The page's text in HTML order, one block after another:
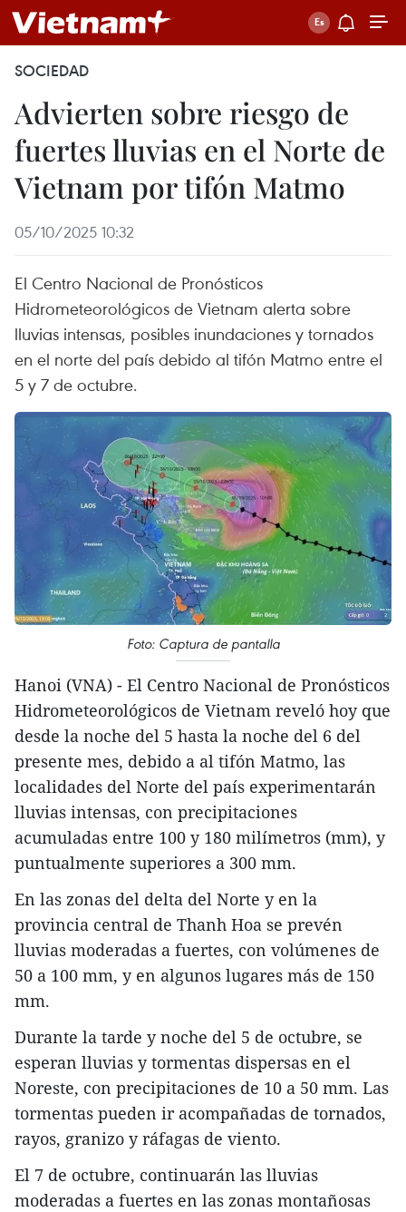
SOCIEDAD
Advierten sobre riesgo de
fuertes lluvias en el Norte de
Vietnam por tifón Matmo
05/10/2025 10:32
El Centro Nacional de Pronósticos
Hidrometeorológicos de Vietnam alerta sobre
lluvias intensas, posibles inundaciones y tornados
en el norte del país debido al tifón Matmo entre el
5 y 7 de octubre.
Foto: Captura de pantalla
Hanoi (VNA) - El Centro Nacional de Pronósticos
Hidrometeorológicos de Vietnam reveló hoy que
desde la noche del 5 hasta la noche del 6 del
presente mes, debido a al tifón Matmo, las
localidades del Norte del país experimentarán
lluvias intensas, con precipitaciones
acumuladas entre 100 y 180 milímetros (mm), y
puntualmente superiores a 300 mm.
En las zonas del delta del Norte y en la
provincia central de Thanh Hoa se prevén
lluvias moderadas a fuertes, con volúmenes de
50 a 100 mm, y en algunos lugares más de 150
mm.
Durante la tarde y noche del 5 de octubre, se
esperan lluvias y tormentas dispersas en el
Noreste, con precipitaciones de 10 a 50 mm. Las
tormentas pueden ir acompañadas de tornados,
rayos, granizo y ráfagas de viento.
El 7 de octubre, continuarán las lluvias
moderadas a fuertes en las zonas montañosas